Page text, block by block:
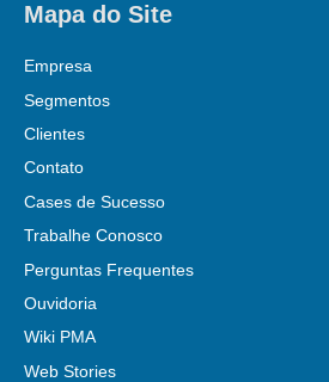
Mapa do Site
Empresa
Segmentos
Clientes
Contato
Cases de Sucesso
Trabalhe Conosco
Perguntas Frequentes
Ouvidoria
Wiki PMA
Web Stories